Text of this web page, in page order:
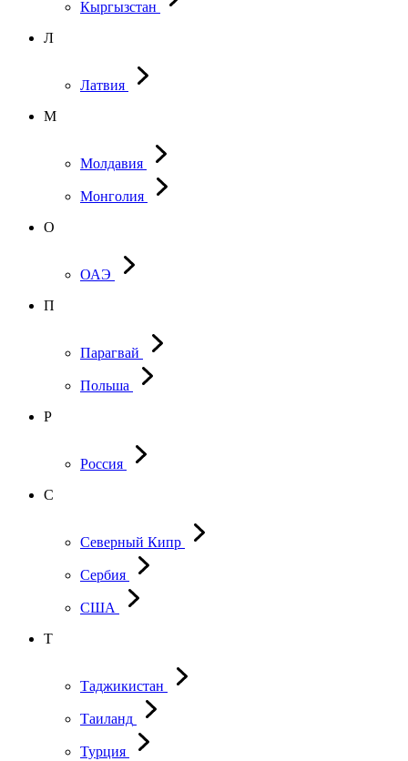
Кыргызстан
Л
Латвия
М
Молдавия
Монголия
О
ОАЭ
П
Парагвай
Польша
Р
Россия
С
Северный Кипр
Сербия
США
Т
Таджикистан
Таиланд
Турция